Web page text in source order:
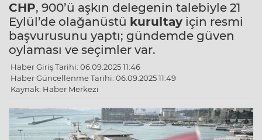
CHP, 900’ü aşkın delegenin talebiyle 21
Eylül’de olağanüstü kurultay için resmi
başvurusunu yaptı; gündemde güven
oylaması ve seçimler var.
Haber Giriş Tarihi: 06.09.2025 11:46
Haber Güncellenme Tarihi: 06.09.2025 11:49
Kaynak: Haber Merkezi